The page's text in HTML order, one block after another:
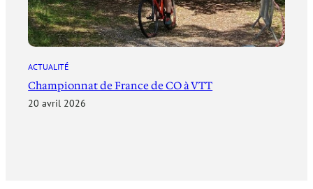
ACTUALITÉ
Championnat de France de CO à VTT
20 avril 2026